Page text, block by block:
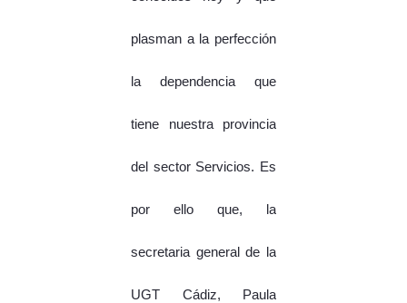
plasman a la perfección
la dependencia que
tiene nuestra provincia
del sector Servicios. Es
por ello que, la
secretaria general de la
UGT Cádiz, Paula